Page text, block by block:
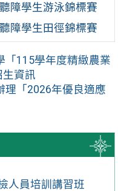
人員培訓講習班
障學生游泳錦標賽
障學生田徑錦標賽
「115學年度精緻農業
生資訊
理「2026年優良適應